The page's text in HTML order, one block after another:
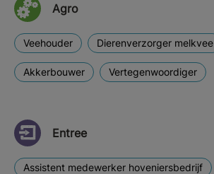
Agro
Veehouder Dierenverzorger melkvee
Akkerbouwer Vertegenwoordiger
Entree
Assistent medewerker hoveniersbedrijf